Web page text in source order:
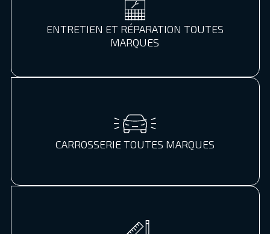
ENTRETIEN ET RÉPARATION TOUTES
MARQUES
CARROSSERIE TOUTES MARQUES